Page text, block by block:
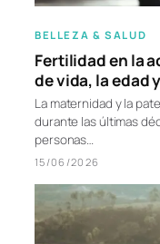
BELLEZA & SALUD
Fertilidad en la
de vida, la edad
La maternidad y la
durante las últimas
personas…
15/06/2026